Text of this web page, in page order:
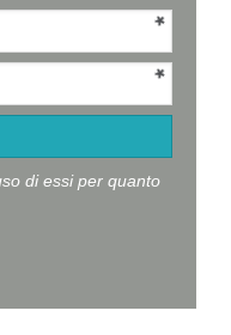
di essi per quanto